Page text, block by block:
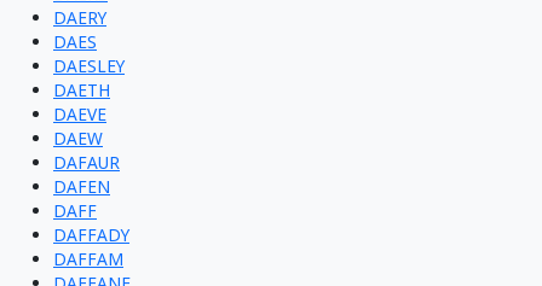
DAERY
DAES
DAESLEY
DAETH
DAEVE
DAEW
DAFAUR
DAFEN
DAFF
DAFFADY
DAFFAM